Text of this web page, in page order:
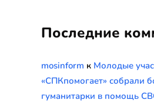
Последние
mosinform к Молодые
«СПКпомогает» собрали
гуманитарки в помощь